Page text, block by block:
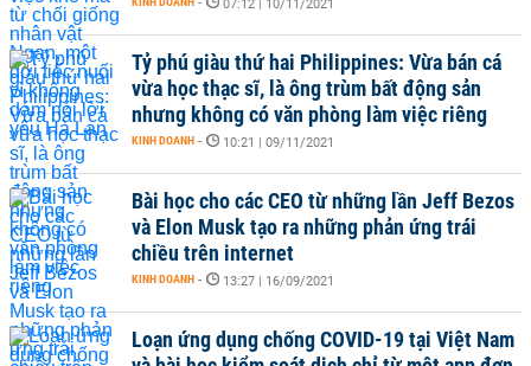
07:12 | 10/11/2021
Tỷ phú giàu thứ hai Philippines: Vừa bán cá
vừa học thạc sĩ, là ông trùm bất động sản
nhưng không có văn phòng làm việc riêng
KINH DOANH - 10:21 | 09/11/2021
Bài học cho các CEO từ những lần Jeff Bezos
và Elon Musk tạo ra những phản ứng trái
chiều trên internet
KINH DOANH - 13:27 | 16/09/2021
Loạn ứng dụng chống COVID-19 tại Việt Nam